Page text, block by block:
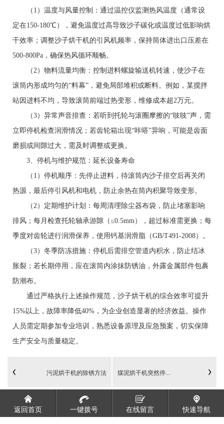
（1）温度与风量控制：通过温控仪监测热风温度（通常设
定在150-180℃），避免温度过高导致沙子碳化或温度过低影响烘
干效率；调整沙子烘干机的引风机频率，保持筒体进出口压差在
500-800Pa，确保热风循环顺畅。
（2）物料流量均衡：控制进料螺旋输送机转速，使沙子在
滚筒内形成均匀的“料幕”，避免局部堆积或断料。例如，某搅拌
站因进料不均，导致滚筒前端过热变形，维修成本超2万元。
（3）异常声音排查：若听到托轮与滚圈摩擦的“吱吱”声，需
立即停机检查润滑情况；若齿轮箱出现“咔嗒”异响，可能是齿面
磨损或间隙过大，需及时调整或更换。
3、停机与维护规范：延长设备寿命
（1）停机顺序：先停止进料，待滚筒内沙子排空后再关闭
热源，最后停引风机和电机，防止余热在筒内积聚导致变形。
（2）定期维护计划：每周清理除尘器布袋，防止堵塞影响
排风；每月检查托轮轴承游隙（≤0.5mm），超过标准需更换；每
季度对齿轮进行润滑保养，使用钙基润滑脂（GB/T491-2008）。
（3）冬季防冻措施：停机后需排空管道内积水，防止结冰
胀裂；若长期停用，应在滚筒内涂抹防锈油，外露金属部件包裹
防潮布。
通过严格执行上述操作规范，沙子烘干机的综合效率可提升
15%以上，故障率降低40%，为企业创造显著的经济效益。操作
人员需定期参加专业培训，熟悉设备原理及应急预案，切实保障
生产安全与质量稳定。
污泥烘干机的除锈方法 煤泥烘干机突然停...
返回首页 一键拨号 在线留言 快速导航